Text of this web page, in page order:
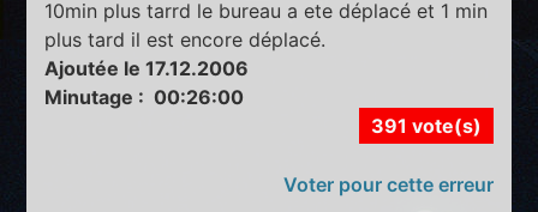
10min plus tarrd le bureau a ete déplacé et 1 min
plus tard il est encore déplacé.
Ajoutée le 17.12.2006
Minutage : 00:26:00
391 vote(s)
Voter pour cette erreur